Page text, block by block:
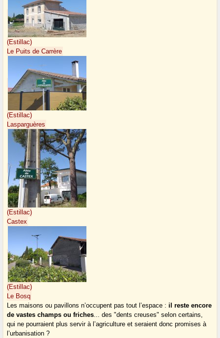
(Estillac)
Le Puits de Carrère
(Estillac)
Lasparguères
(Estillac)
Castex
(Estillac)
Le Bosq
Les maisons ou pavillons n’occupent pas tout l’espace :il reste encore
de vastes champs ou friches... des "dents creuses" selon certains,
qui ne pourraient plus servir à l’agriculture et seraient donc promises à
l’urbanisation ?